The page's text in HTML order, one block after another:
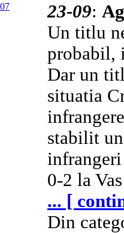
23-09:
Un titlu
probabil,
Dar un
situatia
stabilit
0-2 la Vas
... [
Din